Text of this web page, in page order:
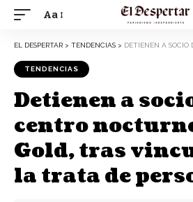
Aa
EL DESPERTAR > TENDENCIAS > DETIENEN A SOCIO DE CENTRO
TENDENCIAS
Detienen a
centro
Gold, tras
la trata de